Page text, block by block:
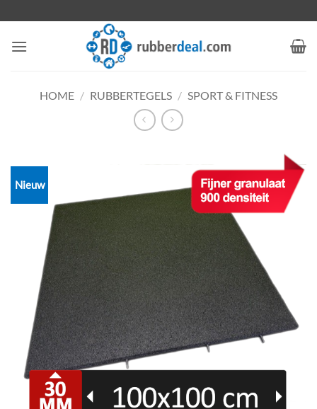
naar
inhoud
HOME / RUBBERTEGELS / SPORT & FITNESS
Nieuw